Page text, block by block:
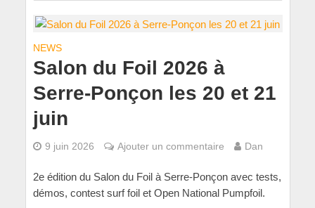
NEWS
Salon du Foil 2026 à
Serre-Ponçon les 20 et 21
juin
9 juin 2026 Ajouter un commentaire Dan
2e édition du Salon du Foil à Serre-Ponçon avec tests,
démos, contest surf foil et Open National Pumpfoil.